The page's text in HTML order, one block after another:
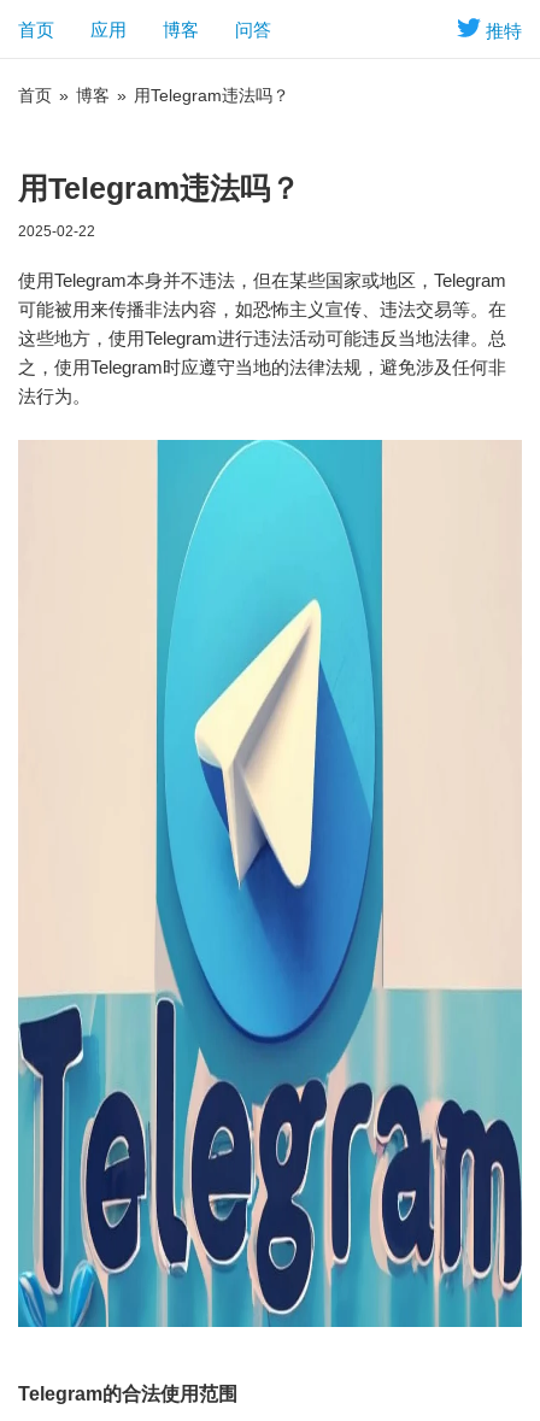
推特
首页 应用 博客 问答
首页 » 博客 » 用Telegram违法吗？
用Telegram违法吗？
2025-02-22
使用Telegram本身并不违法，但在某些国家或地区，Telegram
可能被用来传播非法内容，如恐怖主义宣传、违法交易等。在
这些地方，使用Telegram进行违法活动可能违反当地法律。总
之，使用Telegram时应遵守当地的法律法规，避免涉及任何非
法行为。
Telegram的合法使用范围